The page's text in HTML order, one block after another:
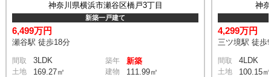
神奈川県横浜市瀬谷区橋戸3丁目
新築一戸建て
6,499万円
瀬谷駅 徒歩18分
間取 3LDK 築年 新築
土地 169.27㎡ 建物 111.99㎡
神
4,299万円
三ツ境駅 徒歩
間取 4LDK
土地 100.15㎡